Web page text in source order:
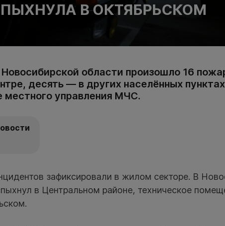
В ОКТЯБРЬСКОМ
области произошло 16
десять — в других населённых
местного управления МЧС.
зафиксировали в жилом секторе. В
в Центральном районе, техническое